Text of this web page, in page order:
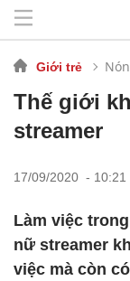
Giới trẻ
Thế giới
streamer
17/09/2020 - 10:21
Làm việc
nữ streamer
việc mà còn